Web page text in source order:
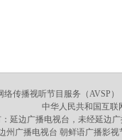
传播视听节目服务（AVSP）
中华人民共和国互联
：延边广播电视台，未经延边
州广播电视台 朝鲜语广播影视